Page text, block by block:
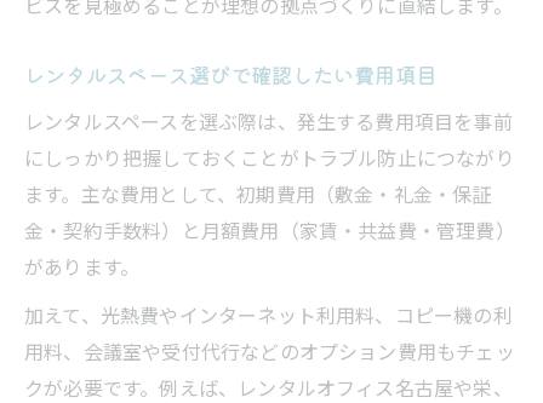
レンタルスペース選びで確認したい費用項目
レンタルスペースを選ぶ際は、発生する費用項目を事前
にしっかり把握しておくことがトラブル防止につながり
ます。主な費用として、初期費用（敷金・礼金・保証
金・契約手数料）と月額費用（家賃・共益費・管理費）
があります。
加えて、光熱費やインターネット利用料、コピー機の利
用料、会議室や受付代行などのオプション費用もチェッ
クが必要です。例えば、レンタルオフィス名古屋や栄、